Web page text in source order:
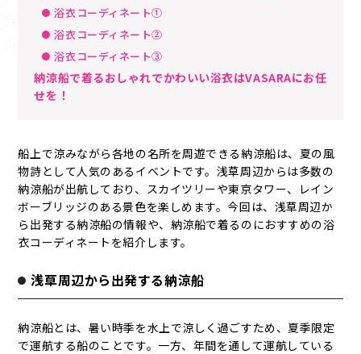
浴衣コーディネート①
浴衣コーディネート②
浴衣コーディネート③
納涼船で着るおしゃれでかわいい浴衣はVASARAにお任
せを！
船上で涼みながら各地の名所を周遊できる納涼船は、夏の風
物詩として人気のあるイベントです。浅草周辺からは多数の
納涼船が出航しており、スカイツリーや東京タワー、レイン
ボーブリッジのある景色を楽しめます。今回は、浅草周辺か
ら出発する納涼船の情報や、納涼船で着るのにおすすめの浴
衣コーディネートを紹介します。
浅草周辺から出発する納涼船
納涼船とは、暑い時季を水上で涼しく過ごすため、夏季限定
で運航する船のことです。一方、年間を通して運航している